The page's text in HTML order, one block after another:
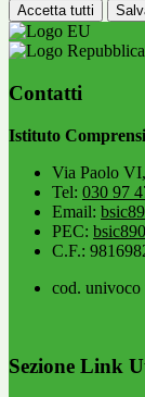
Accetta tutti
Contatti
Istituto
Via Paolo
Tel: 030 97
Email:
PEC:
C.F.:
cod.
Sezione Link